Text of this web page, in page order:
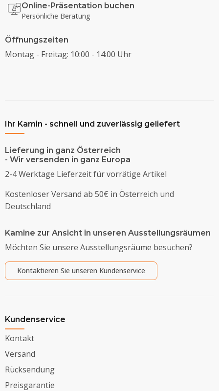
Online-Präsentation buchen
Persönliche Beratung
Öffnungszeiten
Montag - Freitag: 10:00 - 14:00 Uhr
Ihr Kamin - schnell und zuverlässig geliefert
Lieferung in ganz Österreich
- Wir versenden in ganz Europa
2-4 Werktage Lieferzeit für vorrätige Artikel
Kostenloser Versand ab 50€ in Österreich und
Deutschland
Kamine zur Ansicht in unseren Ausstellungsräumen
Möchten Sie unsere Ausstellungsräume besuchen?
Kontaktieren Sie unseren Kundenservice
Kundenservice
Kontakt
Versand
Rücksendung
Preisgarantie